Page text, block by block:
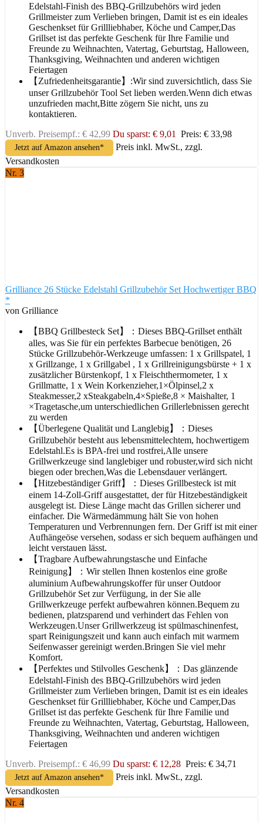
Edelstahl-Finish des BBQ-Grillzubehörs wird jeden
Grillmeister zum Verlieben bringen, Damit ist es ein ideales
Geschenkset für Grillliebhaber, Köche und Camper,Das
Grillset ist das perfekte Geschenk für Ihre Familie und
Freunde zu Weihnachten, Vatertag, Geburtstag, Halloween,
Thanksgiving, Weihnachten und anderen wichtigen
Feiertagen
【Zufriedenheitsgarantie】:Wir sind zuversichtlich, dass Sie
unser Grillzubehör Tool Set lieben werden.Wenn dich etwas
unzufrieden macht,Bitte zögern Sie nicht, uns zu
kontaktieren.
Unverb. Preisempf.: € 42,99 Du sparst: € 9,01 Preis: € 33,98
Jetzt auf Amazon ansehen*
Preis inkl. MwSt., zzgl.
Versandkosten
Nr. 3
Grilliance 26 Stücke Edelstahl Grillzubehör Set Hochwertiger BBQ
*
von Grilliance
【BBQ Grillbesteck Set】：Dieses BBQ-Grillset enthält
alles, was Sie für ein perfektes Barbecue benötigen, 26
Stücke Grillzubehör-Werkzeuge umfassen: 1 x Grillspatel, 1
x Grillzange, 1 x Grillgabel , 1 x Grillreinigungsbürste + 1 x
zusätzlicher Bürstenkopf, 1 x Fleischthermometer, 1 x
Grillmatte, 1 x Wein Korkenzieher,1×Ölpinsel,2 x
Steakmesser,2 xSteakgabeln,4×Spieße,8 × Maishalter, 1
×Tragetasche,um unterschiedlichen Grillerlebnissen gerecht
zu werden
【Überlegene Qualität und Langlebig】：Dieses
Grillzubehör besteht aus lebensmittelechtem, hochwertigem
Edelstahl.Es is BPA-frei und rostfrei,Alle unsere
Grillwerkzeuge sind langlebiger und robuster,wird sich nicht
biegen oder brechen,Was die Lebensdauer verlängert.
【Hitzebeständiger Griff】：Dieses Grillbesteck ist mit
einem 14-Zoll-Griff ausgestattet, der für Hitzebeständigkeit
ausgelegt ist. Diese Länge macht das Grillen sicherer und
einfacher. Die Wärmedämmung hält Sie von hohen
Temperaturen und Verbrennungen fern. Der Griff ist mit einer
Aufhängeöse versehen, sodass er sich bequem aufhängen und
leicht verstauen lässt.
【Tragbare Aufbewahrungstasche und Einfache
Reinigung】：Wir stellen Ihnen kostenlos eine große
aluminium Aufbewahrungskoffer für unser Outdoor
Grillzubehör Set zur Verfügung, in der Sie alle
Grillwerkzeuge perfekt aufbewahren können.Bequem zu
bedienen, platzsparend und verhindert das Fehlen von
Werkzeugen.Unser Grillwerkzeug ist spülmaschinenfest,
spart Reinigungszeit und kann auch einfach mit warmem
Seifenwasser gereinigt werden.Bringen Sie viel mehr
Komfort.
【Perfektes und Stilvolles Geschenk】：Das glänzende
Edelstahl-Finish des BBQ-Grillzubehörs wird jeden
Grillmeister zum Verlieben bringen, Damit ist es ein ideales
Geschenkset für Grillliebhaber, Köche und Camper,Das
Grillset ist das perfekte Geschenk für Ihre Familie und
Freunde zu Weihnachten, Vatertag, Geburtstag, Halloween,
Thanksgiving, Weihnachten und anderen wichtigen
Feiertagen
Unverb. Preisempf.: € 46,99 Du sparst: € 12,28 Preis: € 34,71
Jetzt auf Amazon ansehen*
Preis inkl. MwSt., zzgl.
Versandkosten
Nr. 4